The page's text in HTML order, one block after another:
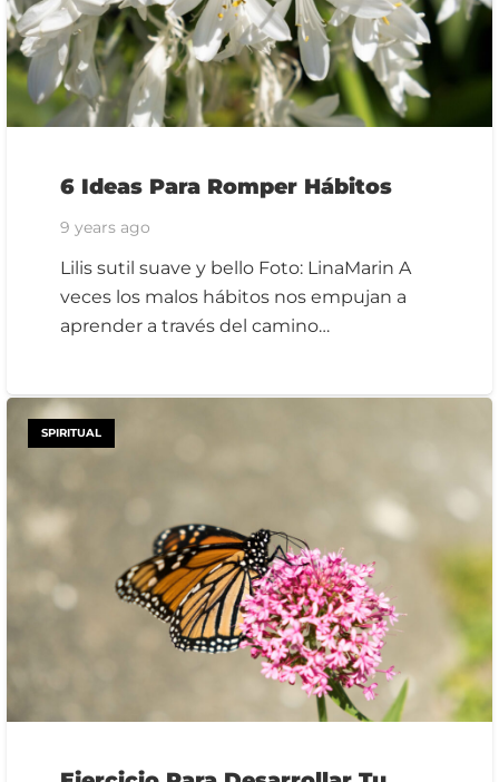
6 Ideas Para Romper Hábitos
9 years ago
Lilis sutil suave y bello Foto: LinaMarin A
veces los malos hábitos nos empujan a
aprender a través del camino…
SPIRITUAL